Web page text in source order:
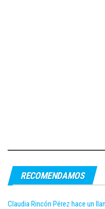
RECOMENDAMOS
Claudia Rincón Pérez hace un